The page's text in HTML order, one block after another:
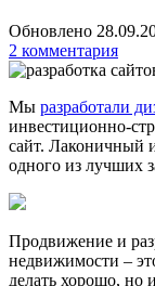
Обновлено
2 комментария
Мы разработали
инвестиционно-
сайт. Лаконичный
одного из лучших
Продвижение и
недвижимости –
делать хорошо,